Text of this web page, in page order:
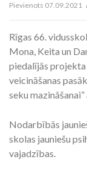
Pievienots 07.09.2021
Rīgas 66.
Mona, Keita un
piedalījās projekta
veicināšanas
seku
Nodarbībās
skolas jauniešu
vajadzības.